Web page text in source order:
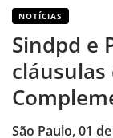
NOTÍCIAS
Sindpd e
cláusulas
São Paulo, 01